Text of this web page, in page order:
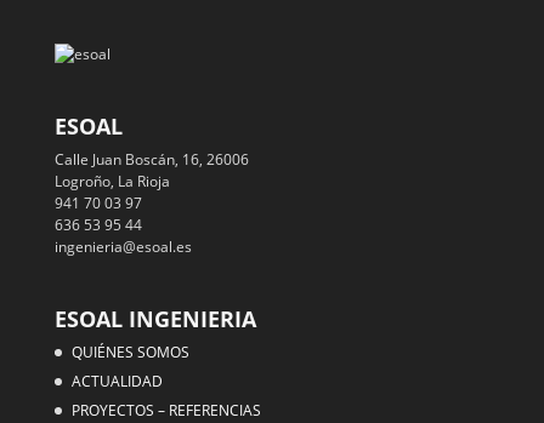
ESOAL
Calle Juan Boscán, 16, 26006
Logroño, La Rioja
941 70 03 97
636 53 95 44
ingenieria@esoal.es
ESOAL INGENIERIA
QUIÉNES SOMOS
ACTUALIDAD
PROYECTOS – REFERENCIAS